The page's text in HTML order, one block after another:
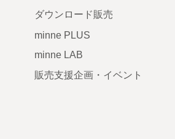
ダウンロード販売
minne PLUS
minne LAB
販売支援企画・イベント